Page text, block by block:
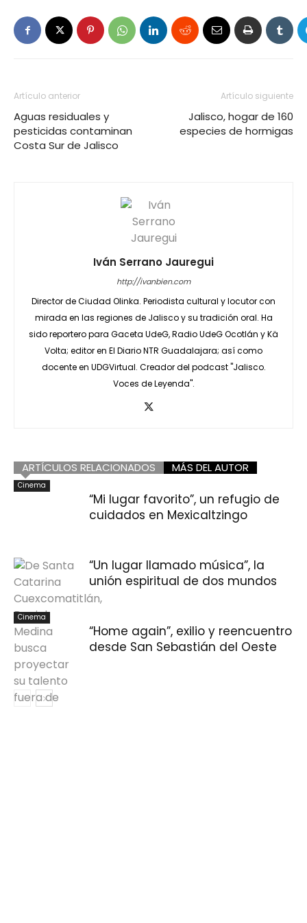
Artículo anterior
Aguas residuales y
pesticidas contaminan
Costa Sur de Jalisco
Artículo siguiente
Jalisco, hogar de 160
especies de hormigas
Iván Serrano Jauregui
http://ivanbien.com
Director de Ciudad Olinka. Periodista cultural y locutor con
mirada en las regiones de Jalisco y su tradición oral. Ha
sido reportero para Gaceta UdeG, Radio UdeG Ocotlán y Kä
Volta; editor en El Diario NTR Guadalajara; así como
docente en UDGVirtual. Creador del podcast "Jalisco.
Voces de Leyenda".
ARTÍCULOS RELACIONADOS MÁS DEL AUTOR
Cinema
“Mi lugar favorito”, un refugio de
cuidados en Mexicaltzingo
“Un lugar llamado música”, la
unión espiritual de dos mundos
Cinema
“Home again”, exilio y reencuentro
desde San Sebastián del Oeste